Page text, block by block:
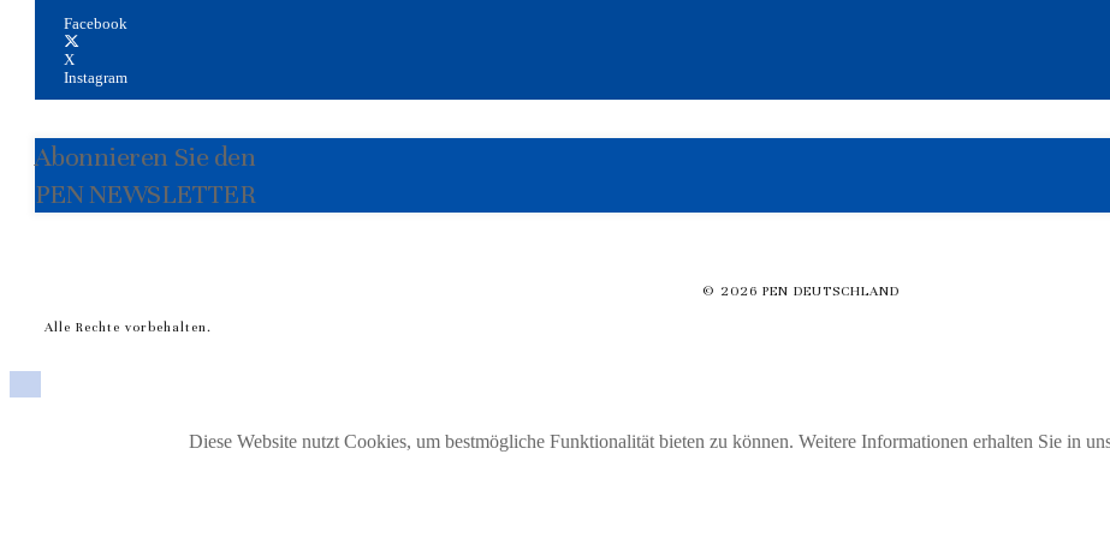
Facebook
X
Instagram
Abonnieren Sie den
PEN NEWSLETTER
© 2026 PEN DEUTSCHLAND
Alle Rechte vorbehalten.
Diese Website nutzt Cookies, um bestmögliche Funktionalität bieten zu können. Weitere Informationen erhalten Sie in